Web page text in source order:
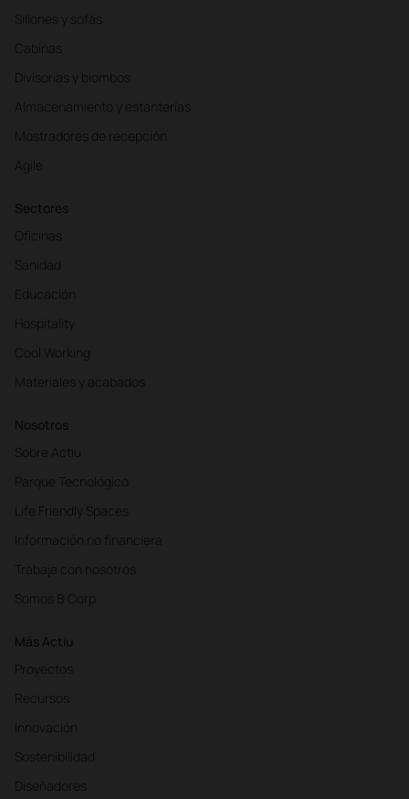
Sillones y sofás
Cabinas
Divisorias y biombos
Almacenamiento y estanterías
Mostradores de recepción
Agile
Sectores
Oficinas
Sanidad
Educación
Hospitality
Cool Working
Materiales y acabados
Nosotros
Sobre Actiu
Parque Tecnológico
Life Friendly Spaces
Información no financiera
Trabaja con nosotros
Somos B Corp
Más Actiu
Proyectos
Recursos
Innovación
Sostenibilidad
Diseñadores